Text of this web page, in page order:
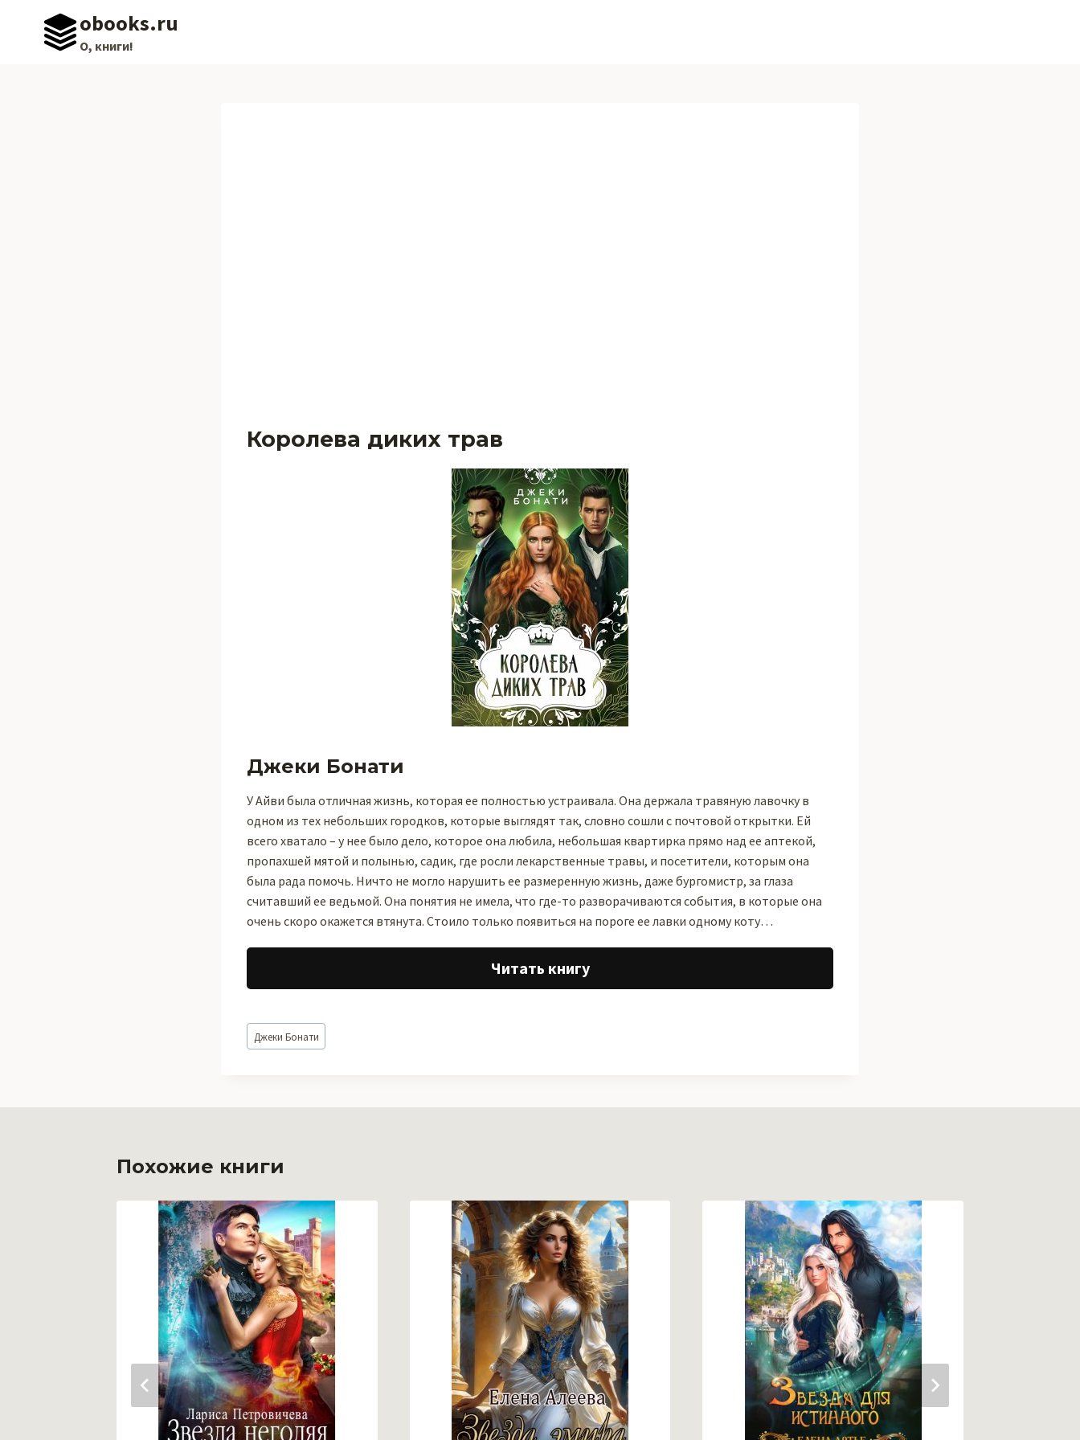
содержимому
obooks.ru
О, книги!
Королева диких трав
Джеки Бонати
У Айви была отличная жизнь, которая ее полностью устраивала. Она держала травяную лавочку в
одном из тех небольших городков, которые выглядят так, словно сошли с почтовой открытки. Ей
всего хватало – у нее было дело, которое она любила, небольшая квартирка прямо над ее аптекой,
пропахшей мятой и полынью, садик, где росли лекарственные травы, и посетители, которым она
была рада помочь. Ничто не могло нарушить ее размеренную жизнь, даже бургомистр, за глаза
считавший ее ведьмой. Она понятия не имела, что где-то разворачиваются события, в которые она
очень скоро окажется втянута. Стоило только появиться на пороге ее лавки одному коту…
Читать книгу
Метки
записи:
Джеки Бонати
Похожие книги